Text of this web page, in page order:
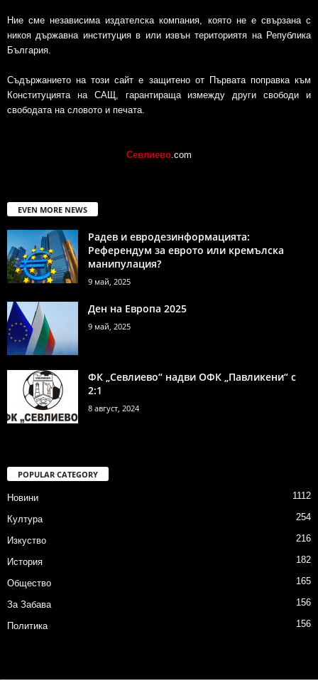
Ние сме независима издателска компания, която не е свързана с
никоя държавна институция в или извън териториятя на Република
България.
Съдържанието на този сайт е защитено от Първата поправка към
Конституцията на САЩ, гарантираща измежду други свободи и
свободата на словото и печата.
Севлиево .com
EVEN MORE NEWS
Радев и евродезинформацията:
Референдум за еврото или кремълска
манипулация?
9 май, 2025
Ден на Европа 2025
9 май, 2025
ФК „Севлиево“ надви ОФК „Павликени“ с
2:1
8 август, 2024
POPULAR CATEGORY
Новини 1112
Култура 254
Изкуство 216
История 182
Общество 165
За Забава 156
Политика 156